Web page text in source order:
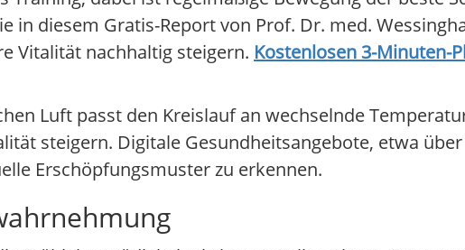
in diesem Gratis-Report von Prof. Dr. med.
Vitalität nachhaltig steigern. Kostenlosen 3-Minuten-
Luft passt den Kreislauf an wechselnde
steigern. Digitale Gesundheitsangebote, etwa
Erschöpfungsmuster zu erkennen.